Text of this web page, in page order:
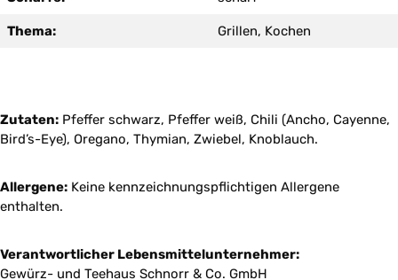
Thema: Grillen, Kochen
Zutaten: Pfeffer schwarz, Pfeffer weiß, Chili (Ancho, Cayenne,
Bird’s-Eye), Oregano, Thymian, Zwiebel, Knoblauch.
Allergene: Keine kennzeichnungspflichtigen Allergene
enthalten.
Verantwortlicher Lebensmittelunternehmer:
Gewürz- und Teehaus Schnorr & Co. GmbH